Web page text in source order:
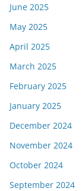
June 2025
May 2025
April 2025
March 2025
February 2025
January 2025
December 2024
November 2024
October 2024
September 2024